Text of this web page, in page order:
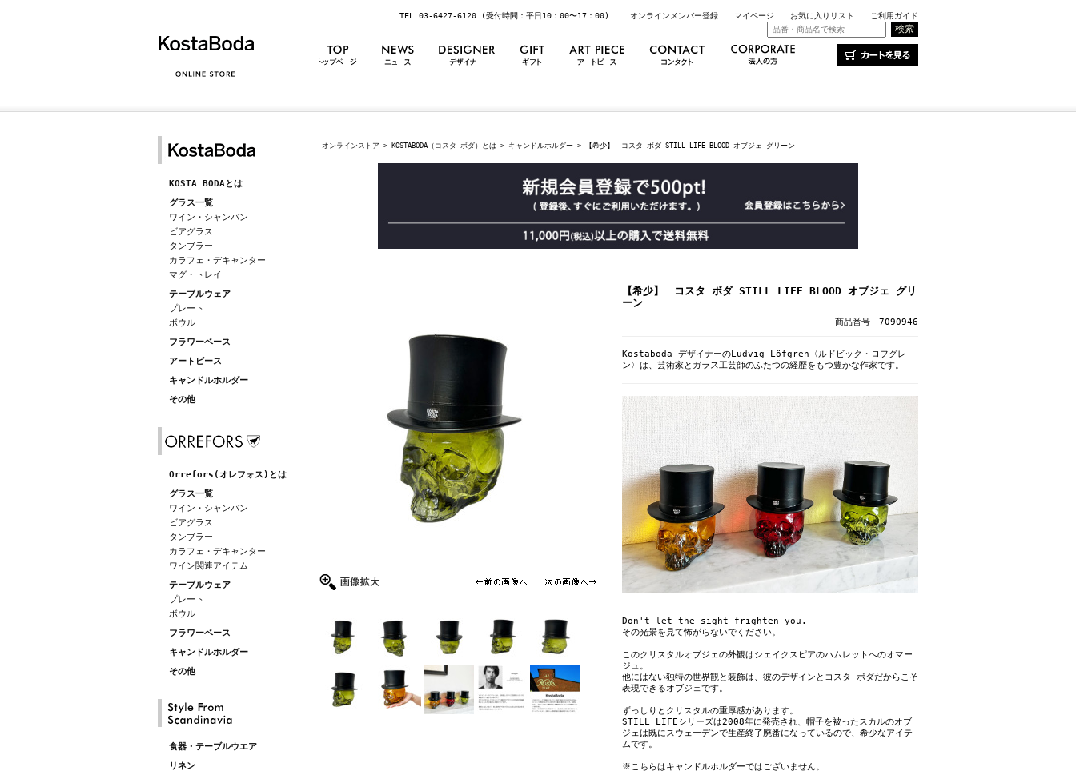
TEL 03-6427-6120 (受付時間：平日10：00〜17：00) オンラインメンバー登録 マイページ お気に入りリスト ご利用ガイド
KOSTA BODAとは
グラス一覧
ワイン・シャンパン
ビアグラス
タンブラー
カラフェ・デキャンター
マグ・トレイ
テーブルウェア
プレート
ボウル
フラワーベース
アートピース
キャンドルホルダー
その他
Orrefors(オレフォス)とは
グラス一覧
ワイン・シャンパン
ビアグラス
タンブラー
カラフェ・デキャンター
ワイン関連アイテム
テーブルウェア
プレート
ボウル
フラワーベース
キャンドルホルダー
その他
食器・テーブルウエア
リネン
オンラインストア > KOSTABODA（コスタ ボダ）とは > キャンドルホルダー > 【希少】 コスタ ボダ STILL LIFE BLOOD オブジェ グリーン
【希少】 コスタ ボダ STILL LIFE BLOOD オブジェ グリ
ーン
商品番号 7090946
Kostaboda デザイナーのLudvig Löfgren〈ルドビック・ロフグレ
ン〉は、芸術家とガラス工芸師のふたつの経歴をもつ豊かな作家です。
Don't let the sight frighten you.
その光景を見て怖がらないでください。
このクリスタルオブジェの外観はシェイクスピアのハムレットへのオマー
ジュ。
他にはない独特の世界観と装飾は、彼のデザインとコスタ ボダだからこそ
表現できるオブジェです。
ずっしりとクリスタルの重厚感があります。
STILL LIFEシリーズは2008年に発売され、帽子を被ったスカルのオブ
ジェは既にスウェーデンで生産終了廃番になっているので、希少なアイテ
ムです。
※こちらはキャンドルホルダーではございません。